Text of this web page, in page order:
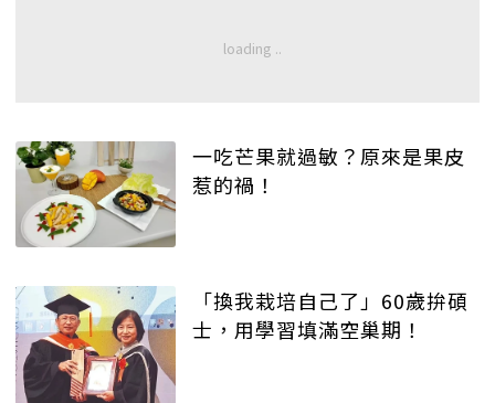
一吃芒果就過敏？原來是果皮
惹的禍！
「換我栽培自己了」60歲拚碩
士，用學習填滿空巢期！